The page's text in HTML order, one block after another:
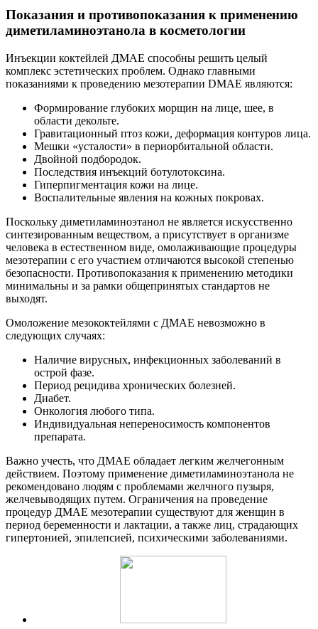
Показания и противопоказания к применению
диметиламиноэтанола в косметологии
Инъекции коктейлей ДМАЕ способны решить целый
комплекс эстетических проблем. Однако главными
показаниями к проведению мезотерапии DMAE являются:
Формирование глубоких морщин на лице, шее, в
области декольте.
Гравитационный птоз кожи, деформация контуров лица.
Мешки «усталости» в периорбитальной области.
Двойной подбородок.
Последствия инъекций ботулотоксина.
Гиперпигментация кожи на лице.
Воспалительные явления на кожных покровах.
Поскольку диметиламиноэтанол не является искусственно
синтезированным веществом, а присутствует в организме
человека в естественном виде, омолаживающие процедуры
мезотерапии с его участием отличаются высокой степенью
безопасности. Противопоказания к применению методики
минимальны и за рамки общепринятых стандартов не
выходят.
Омоложение мезококтейлями с ДМАЕ невозможно в
следующих случаях:
Наличие вирусных, инфекционных заболеваний в
острой фазе.
Период рецидива хронических болезней.
Диабет.
Онкология любого типа.
Индивидуальная непереносимость компонентов
препарата.
Важно учесть, что ДМАЕ обладает легким желчегонным
действием. Поэтому применение диметиламиноэтанола не
рекомендовано людям с проблемами желчного пузыря,
желчевыводящих путем. Ограничения на проведение
процедур ДМАЕ мезотерапии существуют для женщин в
период беременности и лактации, а также лиц, страдающих
гипертонией, эпилепсией, психическими заболеваниями.